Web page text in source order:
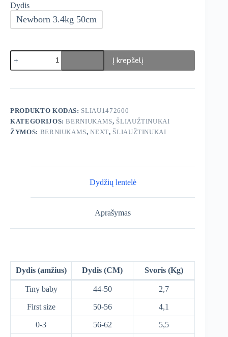
Dydis
Newborn 3.4kg 50cm
produkto
kiekis:
Next
3
Į krepšelį
PRODUKTO KODAS: SLIAU1472600
KATEGORIJOS:BERNIUKAMS, ŠLIAUŽTINUKAI
ŽYMOS: BERNIUKAMS,NEXT, ŠLIAUŽTINUKAI
Dydžių lentelė
Aprašymas
Dydis (amžius) Dydis (CM) Svoris (Kg)
Tiny baby 44-50 2,7
First size 50-56 4,1
0-3 56-62 5,5